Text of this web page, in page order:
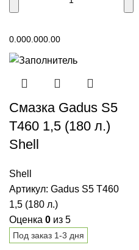
0.000.000.00
Смазка Gadus S5
T460 1,5 (180 л.)
Shell
Shell
Артикул: Gadus S5 T460
1,5 (180 л.)
Оценка 0 из 5
Под заказ 1-3 дня